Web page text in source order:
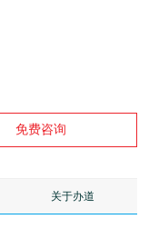
免费咨询
关于办道